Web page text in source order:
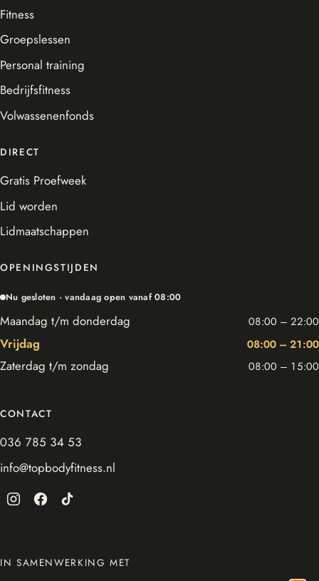
Fitness
Groepslessen
Personal training
Bedrijfsfitness
Volwassenenfonds
DIRECT
Gratis Proefweek
Lid worden
Lidmaatschappen
OPENINGSTIJDEN
Nu gesloten · vandaag open vanaf 08:00
Maandag t/m donderdag 08:00 – 22:00
Vrijdag 08:00 – 21:00
Zaterdag t/m zondag 08:00 – 15:00
CONTACT
036 785 34 53
info@topbodyfitness.nl
IN SAMENWERKING MET